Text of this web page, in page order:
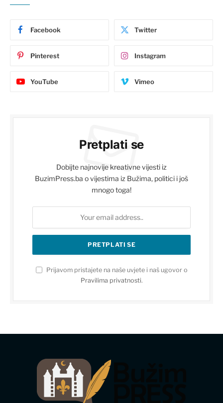
Facebook Twitter
Pinterest Instagram
YouTube Vimeo
Pretplati se
Dobijte najnovije kreativne vijesti iz
BuzimPress.ba o vijestima iz Bužima, politici i još
mnogo toga!
Prijavom pristajete na naše uvjete i naš ugovor o
Pravilima privatnosti.